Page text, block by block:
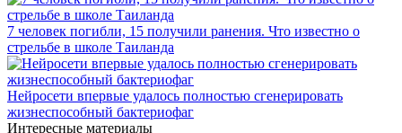
7 человек погибли, 15 получили ранения. Что известно о
стрельбе в школе Таиланда
Нейросети впервые удалось полностью сгенерировать
жизнеспособный бактериофаг
Интересные материалы